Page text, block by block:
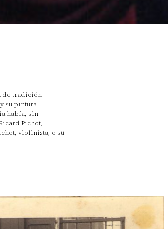
de tradición
su pintura
había, sin
Pichot,
violinista, o su
Núñez, el
en una
su obra es de